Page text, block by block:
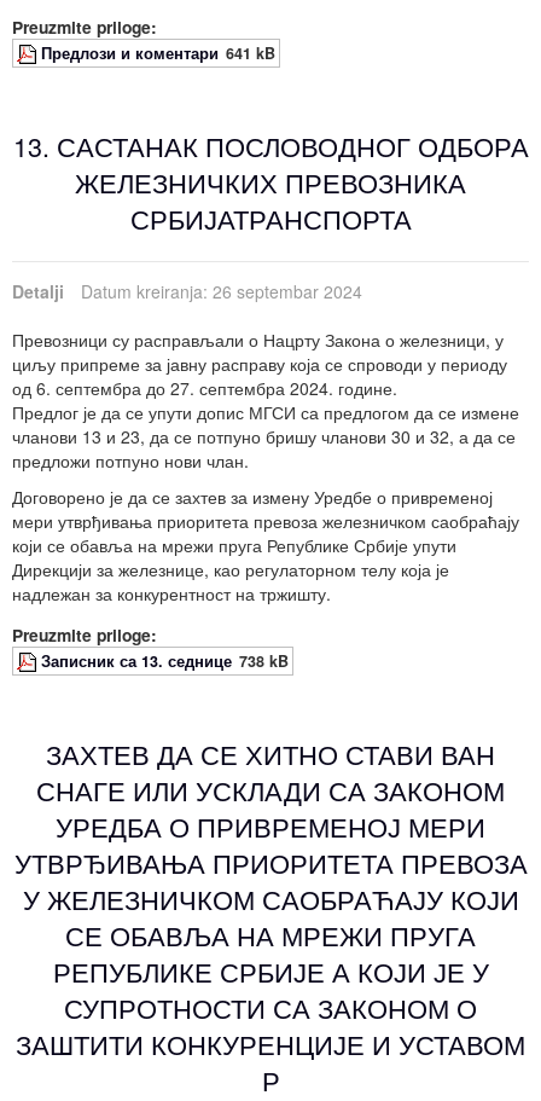
Preuzmite priloge:
Предлози и коментари 641 kB
13. САСТАНАК ПОСЛОВОДНОГ ОДБОРА
ЖЕЛЕЗНИЧКИХ ПРЕВОЗНИКА
СРБИЈАТРАНСПОРТА
Detalji
Datum kreiranja: 26 septembar 2024
Превозници су расправљали о Нацрту Закона о железници, у
циљу припреме за јавну расправу која се спроводи у периоду
од 6. септембра до 27. септембра 2024. године.
Предлог је да се упути допис МГСИ са предлогом да се измене
чланови 13 и 23, да се потпуно бришу чланови 30 и 32, а да се
предложи потпуно нови члан.
Договорено је да се захтев за измену Уредбе о привременој
мери утврђивања приоритета превоза железничком саобраћају
који се обавља на мрежи пруга Републике Србије упути
Дирекцији за железнице, као регулаторном телу која је
надлежан за конкурентност на тржишту.
Preuzmite priloge:
Записник са 13. седнице 738 kB
ЗАХТЕВ ДА СЕ ХИТНО СТАВИ ВАН
СНАГЕ ИЛИ УСКЛАДИ СА ЗАКОНОМ
УРЕДБА О ПРИВРЕМЕНОЈ МЕРИ
УТВРЂИВАЊА ПРИОРИТЕТА ПРЕВОЗА
У ЖЕЛЕЗНИЧКОМ САОБРАЋАЈУ КОЈИ
СЕ ОБАВЉА НА МРЕЖИ ПРУГА
РЕПУБЛИКЕ СРБИЈЕ А КОЈИ ЈЕ У
СУПРОТНОСТИ СА ЗАКОНОМ О
ЗАШТИТИ КОНКУРЕНЦИЈЕ И УСТАВОМ
Р